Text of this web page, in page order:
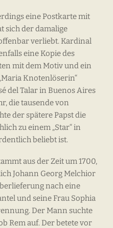
eine Postkarte mit
sich der damalige
verliebt. Kardinal
eine Kopie des
mit dem Motiv und ein
Knotenlöserin“
del Talar in Buenos Aires
die tausende von
der spätere Papst die
zu einem „Star“ in
beliebt ist.
aus der Zeit um 1700,
Johann Georg Melchior
nach eine
und seine Frau Sophia
Der Mann suchte
Rem auf. Der betete vor